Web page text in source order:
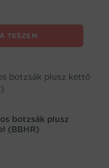
TESZEM
botzsák plusz
(BBHR)